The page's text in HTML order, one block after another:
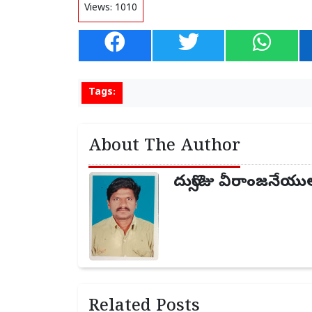
Views: 1010
Tags:
About The Author
దుర్సొజు
Related Posts